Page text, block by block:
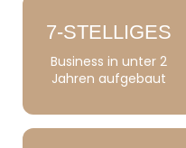
7-STELLIGES
Business in unter 2
Jahren aufgebaut